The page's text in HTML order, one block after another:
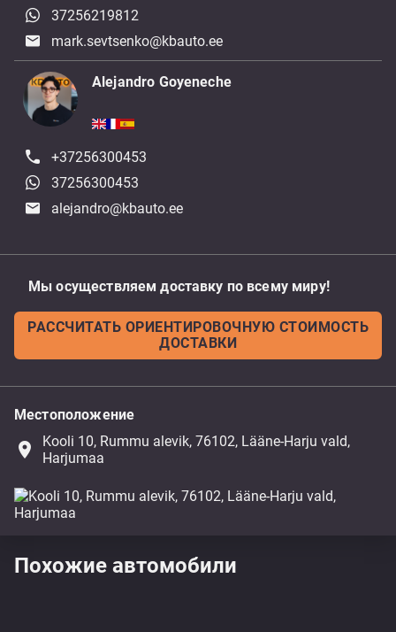
37256219812
mark.sevtsenko@kbauto.ee
Alejandro Goyeneche
+37256300453
37256300453
alejandro@kbauto.ee
Мы осуществляем доставку по всему миру!
РАССЧИТАТЬ ОРИЕНТИРОВОЧНУЮ СТОИМОСТЬ
ДОСТАВКИ
Местоположение
place
Kooli 10, Rummu alevik, 76102, Lääne-Harju vald,
Harjumaa
Похожие автомобили